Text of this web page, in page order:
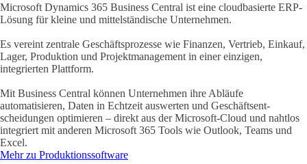
Microsoft Dynamics 365 Business Central ist eine cloudbasierte ERP-
Lösung für kleine und mittelständische Unternehmen.
Es vereint zentrale Geschäftsprozesse wie Finanzen, Vertrieb, Einkauf,
Lager, Produktion und Projektmanagement in einer einzigen,
integrierten Plattform.
Mit Business Central können Unternehmen ihre Abläufe
automatisieren, Daten in Echtzeit auswerten und Geschäftsent-
scheidungen optimieren – direkt aus der Microsoft-Cloud und nahtlos
integriert mit anderen Microsoft 365 Tools wie Outlook, Teams und
Excel.
Mehr zu Produktionssoftware